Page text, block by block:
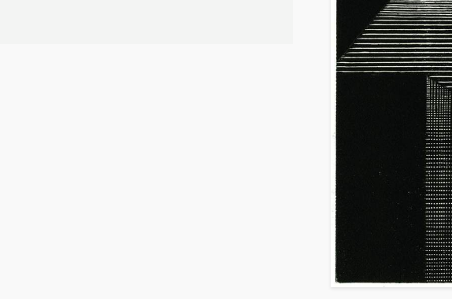
ed Ex-libris, a cura di Giuseppe